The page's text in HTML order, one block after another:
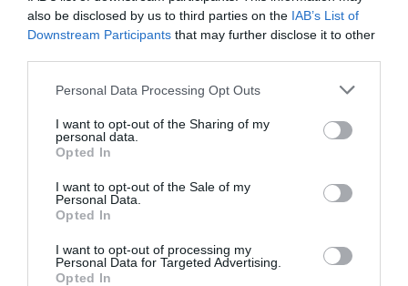
also be disclosed by us to third parties on the IAB’s List of
Downstream Participants that may further disclose it to other
Please note that this website/app uses one or more Google
not limited to your visit or usage behaviour. You may click to
grant or deny consent to Google and its third-party tags to
use your data for below specified purposes in below Google
consent section.
Personal Data Processing Opt Outs
I want to opt-out of the Sharing of my
personal data.
Opted In
I want to opt-out of the Sale of my
Personal Data.
Opted In
I want to opt-out of processing my
Personal Data for Targeted Advertising.
Opted In